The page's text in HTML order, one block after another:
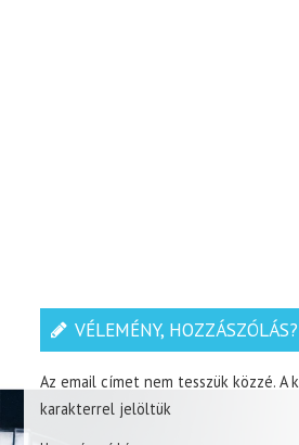
VÉLEMÉNY, HOZZÁSZÓLÁS?
Az email címet nem tesszük közzé. A
karakterrel jelöltük